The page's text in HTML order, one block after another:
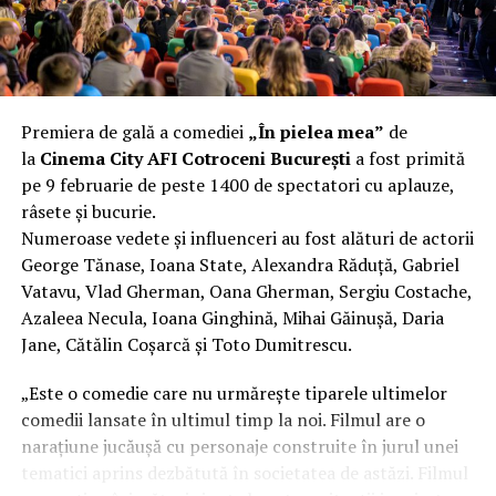
funcționalitate reală.
Aluminiul, pe scurt: ușor,
rezistent la coroziune, dar cu
nuanțe
Aluminiul e materialul care apare primul în conversație
când cineva caută un pavilion ușor. Și pe bună dreptate.
Densitatea aluminiului e de aproximativ 2,7 g/cm³, față
de circa 7,8 g/cm³ pentru oțel. Practic, la un volum
identic, aluminiul cântărește cam o treime din greutatea
oțelului. Pentru oricine transportă, montează și
demontează frecvent o structură, diferența asta se
simte enorm.
Un alt avantaj greu de ignorat e rezistența naturală la
coroziune. Aluminiul formează un strat subțire de oxid
Premiera de gală a comediei „În pielea mea” de
la Cinema City AFI Cotroceni Bucureștia fost primită
pe 9 februarie de peste 1400 de spectatori cu aplauze,
râsete și bucurie.
Numeroase vedete și influenceri au fost alături de actorii
George Tănase, Ioana State, Alexandra Răduță, Gabriel
Vatavu, Vlad Gherman, Oana Gherman, Sergiu Costache,
Azaleea Necula, Ioana Ginghină, Mihai Găinușă, Daria
Jane, Cătălin Coșarcă și Toto Dumitrescu.
„Este o comedie care nu urmărește tiparele ultimelor
comedii lansate în ultimul timp la noi. Filmul are o
narațiune jucăușă cu personaje construite în jurul unei
tematici aprins dezbătută în societatea de astăzi. Filmul